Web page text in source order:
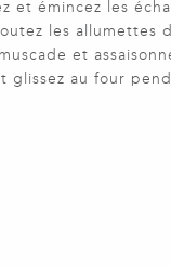
et émincez les
les allumettes
et
glissez au four